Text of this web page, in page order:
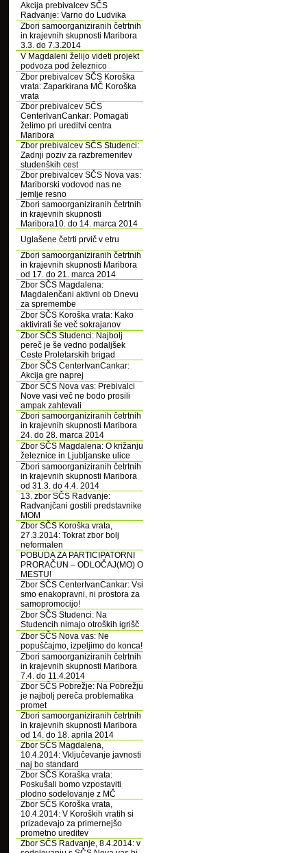
Akcija prebivalcev SČS
Radvanje: Varno do Ludvika
Zbori samoorganiziranih četrtnih
in krajevnih skupnosti Maribora
3.3. do 7.3.2014
V Magdaleni želijo videti projekt
podvoza pod železnico
Zbor prebivalcev SČS Koroška
vrata: Zaparkirana MČ Koroška
vrata
Zbor prebivalcev SČS
CenterIvanCankar: Pomagati
želimo pri ureditvi centra
Maribora
Zbor prebivalcev SČS Studenci:
Zadnji poziv za razbremenitev
studenških cest
Zbor prebivalcev SČS Nova vas:
Mariborski vodovod nas ne
jemlje resno
Zbori samoorganiziranih četrtnih
in krajevnih skupnosti
Maribora10. do 14. marca 2014
Uglašene četrti prvič v etru
Zbori samoorganiziranih četrtnih
in krajevnih skupnosti Maribora
od 17. do 21. marca 2014
Zbor SČS Magdalena:
Magdalenčani aktivni ob Dnevu
za spremembe
Zbor SČS Koroška vrata: Kako
aktivirati še več sokrajanov
Zbor SČS Studenci: Najbolj
pereč je še vedno podaljšek
Ceste Proletarskih brigad
Zbor SČS CenterIvanCankar:
Akcija gre naprej
Zbor SČS Nova vas: Prebivalci
Nove vasi več ne bodo prosili
ampak zahtevali
Zbori samoorganiziranih četrtnih
in krajevnih skupnosti Maribora
24. do 28. marca 2014
Zbor SČS Magdalena: O križanju
železnice in Ljubljanske ulice
Zbori samoorganiziranih četrtnih
in krajevnih skupnosti Maribora
od 31.3. do 4.4. 2014
13. zbor SČS Radvanje:
Radvanjčani gostili predstavnike
MOM
Zbor SČS Koroška vrata,
27.3.2014: Tokrat zbor bolj
neformalen
POBUDA ZA PARTICIPATORNI
PRORAČUN – ODLOČAJ(MO) O
MESTU!
Zbor SČS CenterIvanCankar: Vsi
smo enakopravni, ni prostora za
samopromocijo!
Zbor SČS Studenci: Na
Studencih nimajo otroških igrišč
Zbor SČS Nova vas: Ne
popuščajmo, izpeljimo do konca!
Zbori samoorganiziranih četrtnih
in krajevnih skupnosti Maribora
7.4. do 11.4.2014
Zbor SČS Pobrežje: Na Pobrežju
je najbolj pereča problematika
promet
Zbori samoorganiziranih četrtnih
in krajevnih skupnosti Maribora
od 14. do 18. aprila 2014
Zbor SČS Magdalena,
10.4.2014: Vključevanje javnosti
naj bo standard
Zbor SČS Koraška vrata:
Poskušali bomo vzpostaviti
plodno sodelovanje z MČ
Zbor SČS Koroška vrata,
10.4.2014: V Koroških vratih si
prizadevajo za primernejšo
prometno ureditev
Zbor SČS Radvanje, 8.4.2014: v